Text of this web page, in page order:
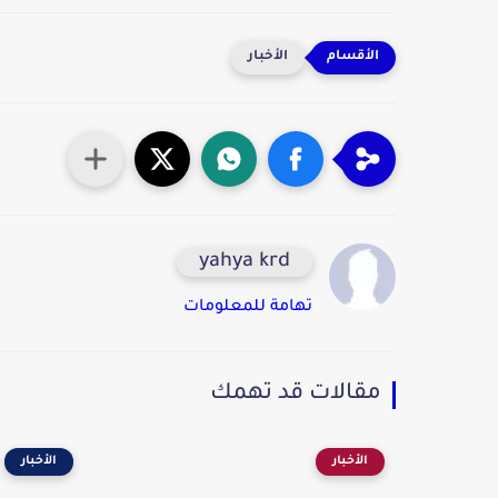
الأخبار
yahya krd
تهامة للمعلومات
مقالات قد تهمك
الأخبار الأخبار